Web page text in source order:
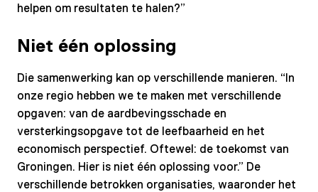
helpen om resultaten te halen?”
Niet één oplossing
Die samenwerking kan op verschillende manieren. “In
onze regio hebben we te maken met verschillende
opgaven: van de aardbevingsschade en
versterkingsopgave tot de leefbaarheid en het
economisch perspectief. Oftewel: de toekomst van
Groningen. Hier is niet één oplossing voor.” De
verschillende betrokken organisaties, waaronder het